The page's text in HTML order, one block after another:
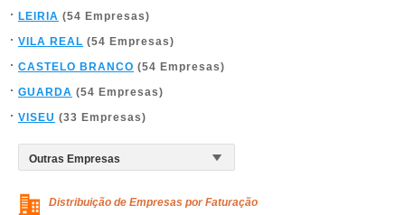
LEIRIA (54 Empresas)
VILA REAL (54 Empresas)
CASTELO BRANCO (54 Empresas)
GUARDA (54 Empresas)
VISEU (33 Empresas)
Distribuição de Empresas por Faturação